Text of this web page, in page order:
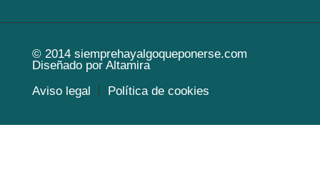
© 2014 siemprehayalgoqueponerse.com
Diseñado por Altamira
Aviso legal
Política de cookies